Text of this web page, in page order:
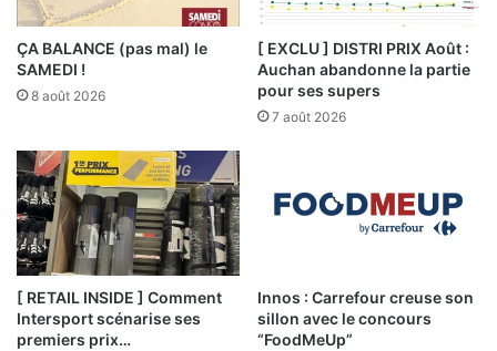
ÇA BALANCE (pas mal) le
SAMEDI !
8 août 2026
[ EXCLU ] DISTRI PRIX Août :
Auchan abandonne la partie
pour ses supers
7 août 2026
[ RETAIL INSIDE ] Comment
Intersport scénarise ses
premiers prix…
Innos : Carrefour creuse son
sillon avec le concours
“FoodMeUp”